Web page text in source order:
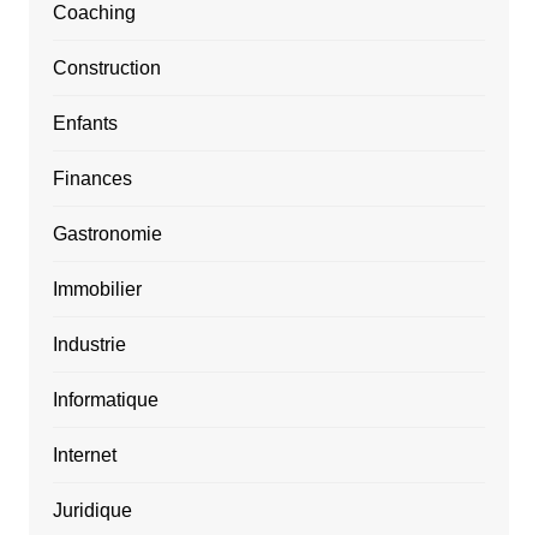
Coaching
Construction
Enfants
Finances
Gastronomie
Immobilier
Industrie
Informatique
Internet
Juridique